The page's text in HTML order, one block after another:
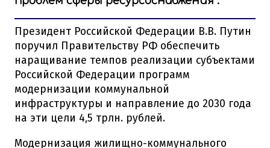
Президент Российской Федерации В.В. Путин
поручил Правительству РФ обеспечить
наращивание темпов реализации субъектами
Российской Федерации программ
модернизации коммунальной
инфраструктуры и направление до 2030 года
на эти цели 4,5 трлн. рублей.
Модернизация жилищно-коммунального